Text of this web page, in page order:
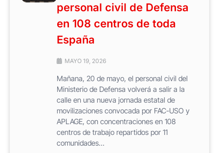
personal civil de Defensa
en 108 centros de toda
España
MAYO 19, 2026
Mañana, 20 de mayo, el personal civil del
Ministerio de Defensa volverá a salir a la
calle en una nueva jornada estatal de
movilizaciones convocada por FAC-USO y
APLAGE, con concentraciones en 108
centros de trabajo repartidos por 11
comunidades...